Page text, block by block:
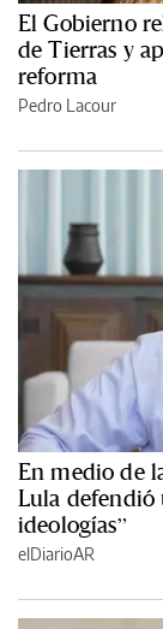
El Gobierno
de Tierras y
reforma
Pedro Lacour
En medio de
Lula defendió
ideologías”
elDiarioAR